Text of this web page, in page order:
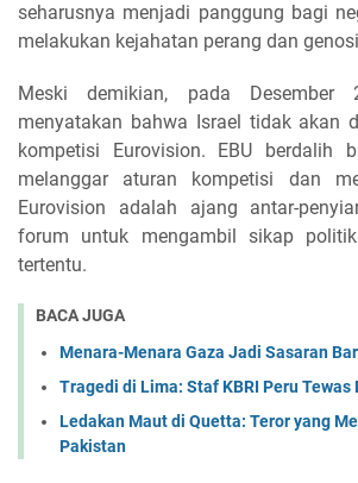
seharusnya menjadi panggung bagi
melakukan kejahatan perang dan
Meski demikian, pada Desember
menyatakan bahwa Israel tidak akan
kompetisi Eurovision. EBU berdalih
melanggar aturan kompetisi dan
Eurovision adalah ajang antar-
forum untuk mengambil sikap
tertentu.
BACA JUGA
Menara-Menara Gaza Jadi Sasaran
Tragedi di Lima: Staf KBRI Peru Tewas
Ledakan Maut di Quetta: Teror yang
Pakistan